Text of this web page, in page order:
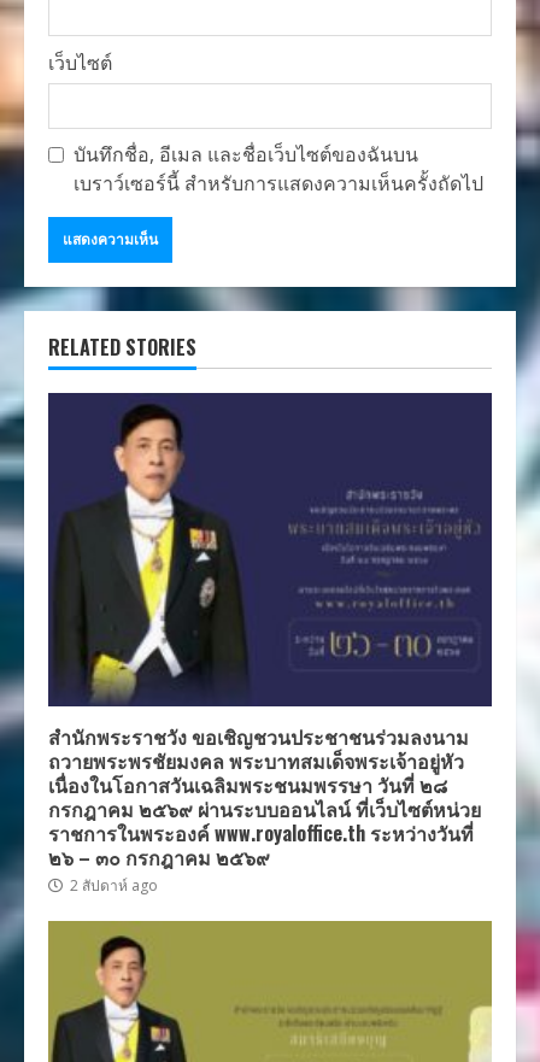
เว็บไซต์
บันทึกชื่อ, อีเมล และชื่อเว็บไซต์ของฉันบน
เบราว์เซอร์นี้ สำหรับการแสดงความเห็นครั้งถัดไป
RELATED STORIES
สำนักพระราชวัง ขอเชิญชวนประชาชนร่วมลงนาม
ถวายพระพรชัยมงคล พระบาทสมเด็จพระเจ้าอยู่หัว
เนื่องในโอกาสวันเฉลิมพระชนมพรรษา วันที่ ๒๘
กรกฎาคม ๒๕๖๙ ผ่านระบบออนไลน์ ที่เว็บไซต์หน่วย
ราชการในพระองค์ www.royaloffice.th ระหว่างวันที่
๒๖ – ๓๐ กรกฎาคม ๒๕๖๙
2 สัปดาห์ ago